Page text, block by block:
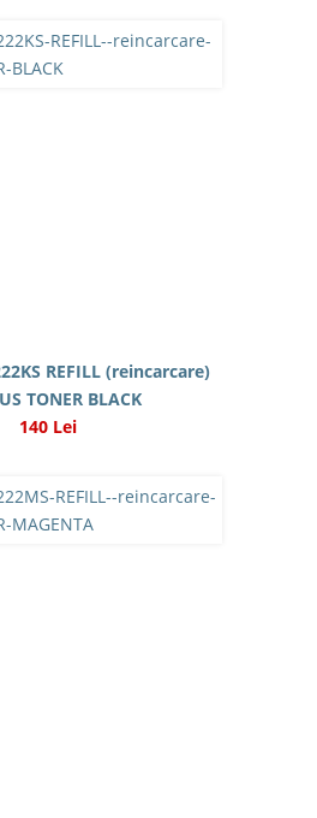
REFILL (reincarcare)
TONER BLACK
140 Lei